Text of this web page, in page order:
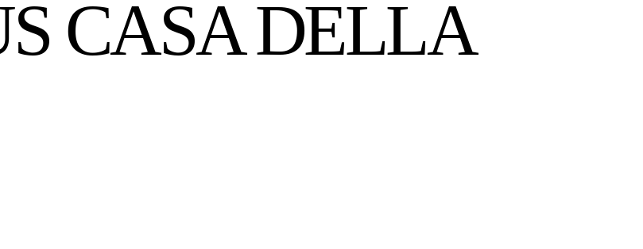
CASA DELLA